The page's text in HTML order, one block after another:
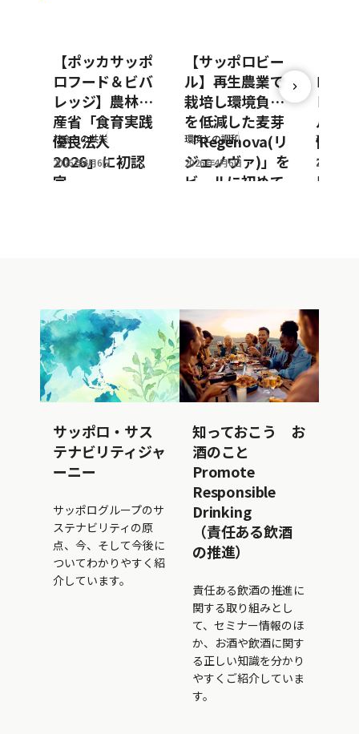
【ポッカサッポ
ロフード＆ビバ
レッジ】農林水
産省「食育実践
優良法人
2026」に初認
定
社会との共栄
2026年4月6日
【サッポロビー
ル】再生農業で
栽培し環境負荷
を低減した麦芽
「Regenova(リ
ジェノヴァ)」を
ビールに初めて
環境との調和
2026年4月6日
ロフ
レッ
ルto
働に
ボト
用を
環境との
2026年3
サッポロ・サス
テナビリティジャ
ーニー
サッポログループのサ
ステナビリティの原
点、今、そして今後に
ついてわかりやすく紹
介しています。
知っておこう お
酒のこと
Promote
Responsible
Drinking
（責任ある飲酒
の推進）
責任ある飲酒の推進に
関する取り組みとし
て、セミナー情報のほ
か、お酒や飲酒に関す
る正しい知識を分かり
やすくご紹介していま
す。